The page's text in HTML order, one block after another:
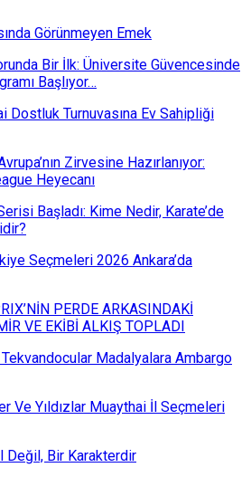
Görünmeyen Emek
Bir İlk: Üniversite Güvencesinde
Başlıyor…
Dostluk Turnuvasına Ev Sahipliği
Zirvesine Hazırlanıyor:
Heyecanı
Başladı: Kime Nedir, Karate’de
Seçmeleri 2026 Ankara’da
PERDE ARKASINDAKİ
VE EKİBİ ALKIŞ TOPLADI
Madalyalara Ambargo
Ve Yıldızlar Muaythai İl Seçmeleri
Değil, Bir Karakterdir